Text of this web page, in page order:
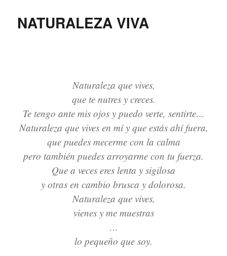
NATURALEZA VIVA
Naturaleza que vives,
que te nutres y creces.
Te tengo ante mis ojos y puedo verte, sentirte…
Naturaleza que vives en mí y que estás ahí fuera,
que puedes mecerme con la calma
pero también puedes arroyarme con tu fuerza.
Que a veces eres lenta y sigilosa
y otras en cambio brusca y dolorosa.
Naturaleza que vives,
vienes y me muestras
…
lo pequeño que soy.